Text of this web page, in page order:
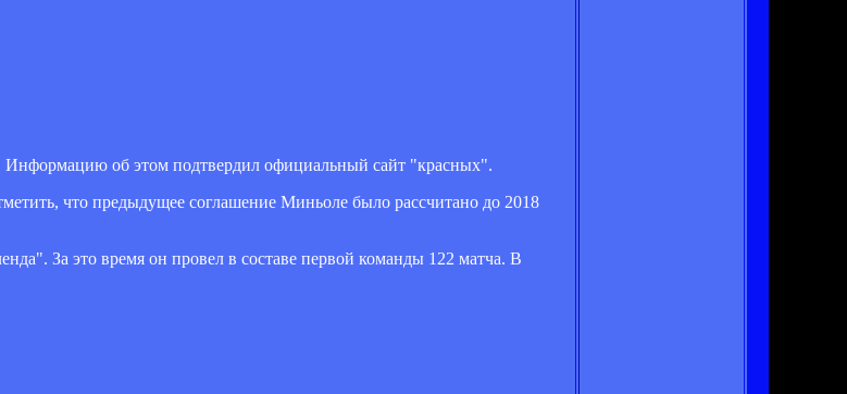
об этом подтвердил официальный сайт "красных".
что предыдущее соглашение Миньоле было рассчитано до 2018
За это время он провел в составе первой команды 122 матча. В